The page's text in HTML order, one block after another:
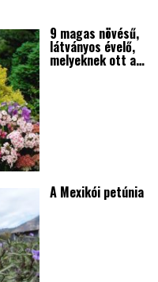
9 magas növésű,
látványos évelő,
melyeknek ott a…
A Mexikói petúnia